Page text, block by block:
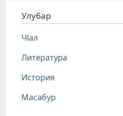
Улубар
Чlал
Литература
История
Масабур